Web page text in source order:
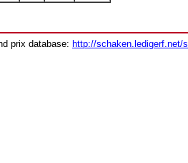
prix database: http://schaken.ledigerf.net/